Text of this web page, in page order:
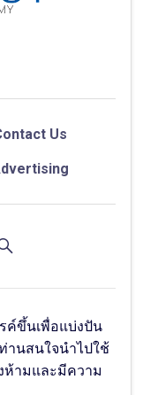
Us
ค์ขึ้นเพื่อแบ่งปัน
านสนใจนำไปใช้
ห้ามและมีความ